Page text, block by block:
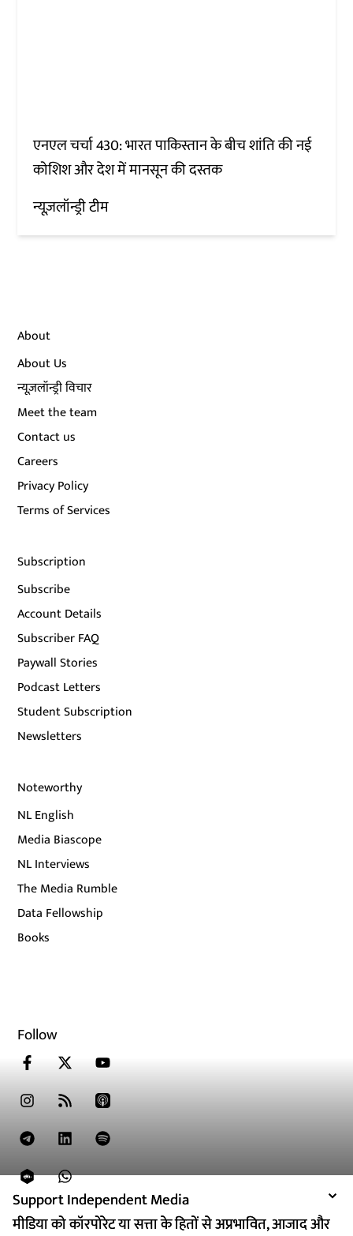
Support Independent Media
मीडिया को कॉरपोरेट या सत्ता के हितों से अप्रभावित, आजाद और
Support Independent Media
मीडिया को कॉरपोरेट या सत्ता के हितों से अप्रभावित, आजाद और
एनएल चर्चा 430: भारत पाकिस्तान के बीच शांति की नई
कोशिश और देश में मानसून की दस्तक
न्यूज़लॉन्ड्री टीम
About
About Us
न्यूज़लॉन्ड्री विचार
Meet the team
Contact us
Careers
Privacy Policy
Terms of Services
Subscription
Subscribe
Account Details
Subscriber FAQ
Paywall Stories
Podcast Letters
Student Subscription
Newsletters
Noteworthy
NL English
Media Biascope
NL Interviews
The Media Rumble
Data Fellowship
Books
Follow